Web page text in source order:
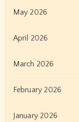
May 2026
April 2026
March 2026
February 2026
January 2026